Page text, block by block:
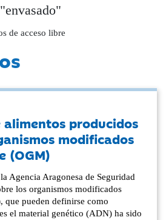
de acceso libre
producidos
modificados
(OGM)
Agencia Aragonesa de Seguridad
los organismos modificados
que pueden definirse como
el material genético (ADN) ha sido